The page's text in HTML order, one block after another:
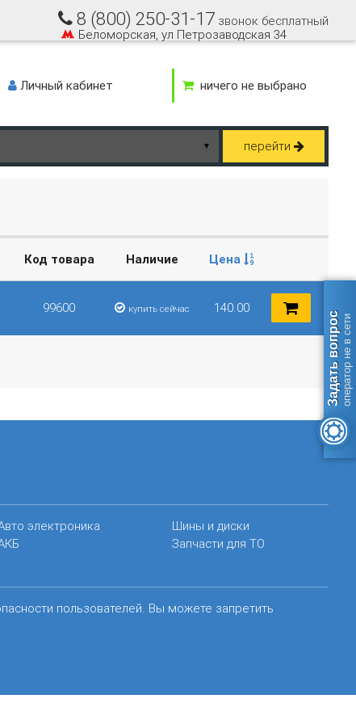
8 (800) 250-31-17 звонок бесплатный
Беломорская, ул Петрозаводская 34
Личный кабинет
ничего не выбрано
▼ перейти
Код товара Наличие Цена
99600 купить сейчас 140.00
электроника
Шины и диски
Запчасти для ТО
пользователей. Вы можете запретить
Задать вопросоператор не в сети